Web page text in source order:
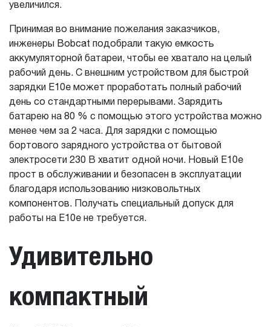
увеличился.
Принимая во внимание пожелания заказчиков,
инженеры Bobcat подобрали такую емкость
аккумуляторной батареи, чтобы ее хватало на целый
рабочий день. С внешним устройством для быстрой
зарядки E10e может проработать полный рабочий
день со стандартными перерывами. Зарядить
батарею на 80 % с помощью этого устройства можно
менее чем за 2 часа. Для зарядки с помощью
бортового зарядного устройства от бытовой
электросети 230 В хватит одной ночи. Новый E10e
прост в обслуживании и безопасен в эксплуатации
благодаря использованию низковольтных
компонентов. Получать специальный допуск для
работы на E10e не требуется.
Удивительно
компактный